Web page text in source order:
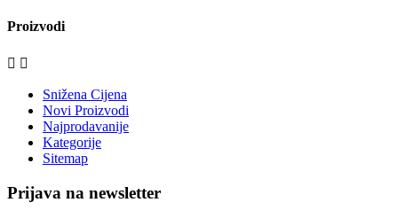
Proizvodi
 
Snižena Cijena
Novi Proizvodi
Najprodavanije
Kategorije
Sitemap
Prijava na newsletter